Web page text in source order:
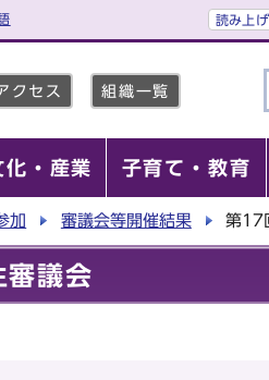
読み上げ
クセス 組織一覧
化・産業 子育て・教育
加 審議会等開催結果 第17
審議会